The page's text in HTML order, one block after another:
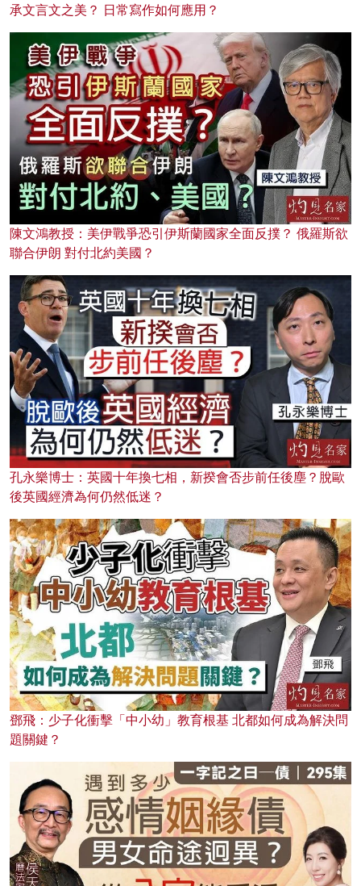
承文言文之美？ 日常寫作如何應用？
陳文鴻教授：美伊戰爭恐引伊斯蘭國家全面反撲？ 俄羅斯欲
聯合伊朗 對付北約美國？
孔永樂博士：英國十年換七相，新揆會否步前任後塵？脫歐
後英國經濟為何仍然低迷？
鄧飛：少子化衝擊「中小幼」教育根基 北都如何成為解決問
題關鍵？